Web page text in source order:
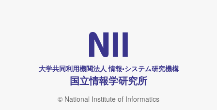
大学共同利用機関法人 情報•システム研究機構
国立情報学研究所
© National Institute of Informatics